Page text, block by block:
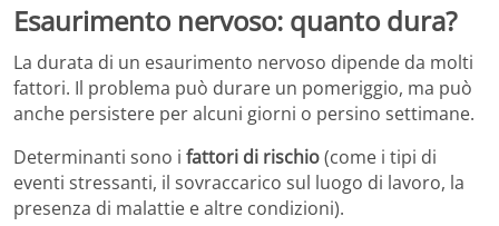
Esaurimento nervoso: quanto dura?
La durata di un esaurimento nervoso dipende da molti
fattori. Il problema può durare un pomeriggio, ma può
anche persistere per alcuni giorni o persino settimane.
Determinanti sono i fattori di rischio(come i tipi di
eventi stressanti, il sovraccarico sul luogo di lavoro, la
presenza di malattie e altre condizioni).